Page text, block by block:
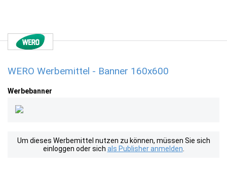
WERO Werbemittel - Banner 160x600
Werbebanner
Um dieses Werbemittel nutzen zu können, müssen Sie sich
einloggen oder sich als Publisher anmelden